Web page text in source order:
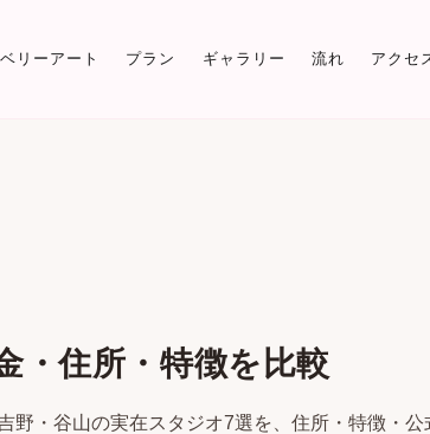
ベリーアート プラン ギャラリー 流れ アクセ
・住所・特徴を比較
野・谷山の実在スタジオ7選を、住所・特徴・公